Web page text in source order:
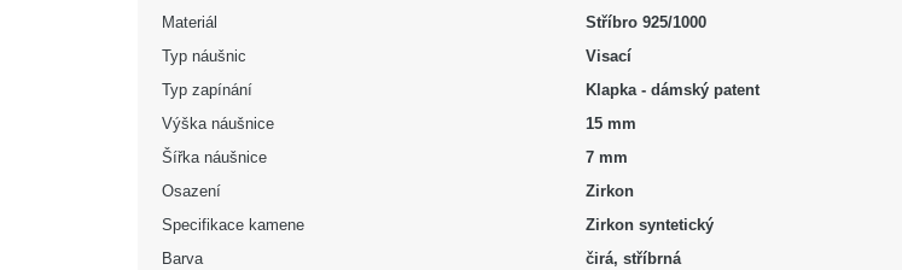
Materiál
Stříbro 925/1000
Typ náušnic
Visací
Typ zapínání
Klapka - dámský patent
Výška náušnice
15 mm
Šířka náušnice
7 mm
Osazení
Zirkon
Specifikace kamene
Zirkon syntetický
Barva
čirá, stříbrná